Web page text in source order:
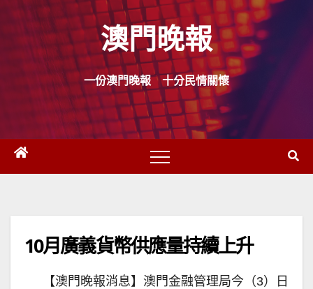
Skip
content
澳門晚報
一份澳門晚報 十分民情關懷
10月廣義貨幣供應量持續上升
【澳門晚報消息】澳門金融管理局今（3）日